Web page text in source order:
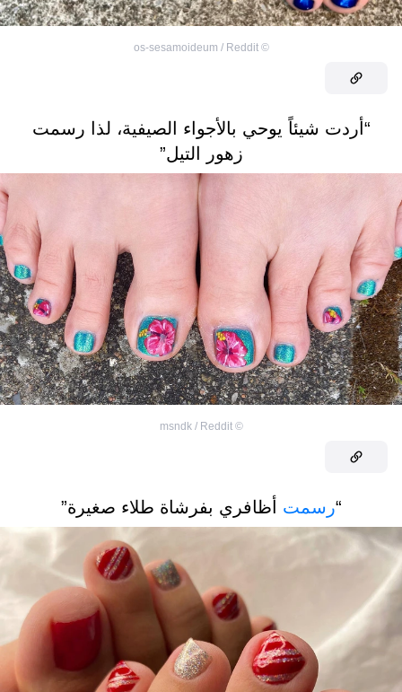
©
os-sesamoideum / Reddit
“أردت شيئاً يوحي بالأجواء الصيفية، لذا رسمت
زهور التيل”
©
msndk / Reddit
“رسمت أظافري بفرشاة طلاء صغيرة”